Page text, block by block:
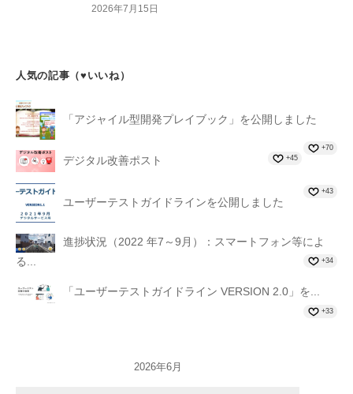
2026年7月15日
人気の記事（♥いいね）
「アジャイル型開発プレイブック」を公開しました
+70
デジタル改善ポスト +45
ユーザーテストガイドラインを公開しました
+43
進捗状況（2022 年7～9月）：スマートフォン等によ
る...
+34
「ユーザーテストガイドライン VERSION 2.0」を...
+33
2026年6月